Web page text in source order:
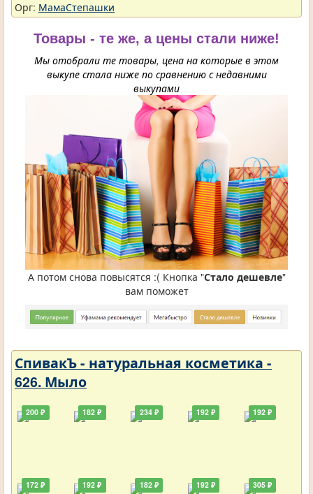
Орг: МамаСтепашки
Товары - те же, а цены стали ниже!
Мы отобрали те товары, цена на которые в этом
выкупе стала ниже по сравнению с недавними
выкупами
А потом снова повысятся :( Кнопка "Стало дешевле"
вам поможет
СпивакЪ - натуральная косметика -
626. Мыло
200 ₽
172 ₽
182 ₽
192 ₽
234 ₽
182 ₽
192 ₽
192 ₽
192 ₽
305 ₽